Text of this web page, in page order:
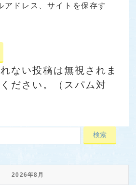
アドレス、サイトを保存す
ない投稿は無視されま
ださい。（スパム対
2026年8月